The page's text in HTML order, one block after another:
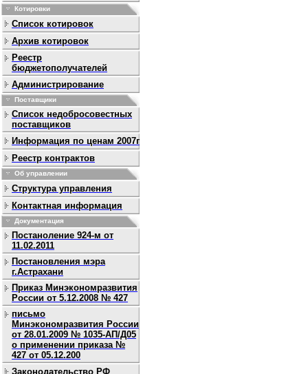
Котировки
Список котировок
Архив котировок
Реестр
бюджетополучателей
Администрирование
Поставщики
Список недобросовестных
поставщиков
Информация по ценам 2007г
Реестр контрактов
Об управлении
Структура управления
Контактная информация
Документация
Постаноление 924-м от
11.02.2011
Постановления мэра
г.Астрахани
Приказ Минэкономразвития
России от 5.12.2008 № 427
письмо
Минэкономразвития России
от 28.01.2009 № 1035-АП/Д05
о применении приказа №
427 от 05.12.200
Законодательство РФ